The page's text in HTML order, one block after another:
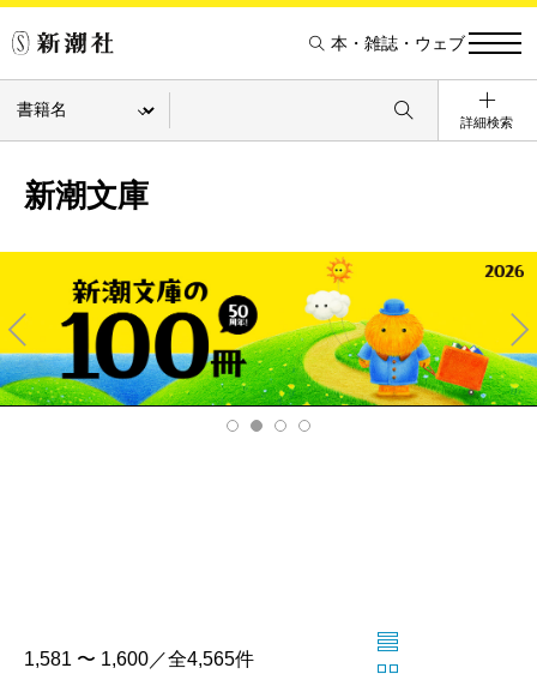
本・雑誌・ウェブ
詳細検索
新潮文庫
Pre
v
Ne
xt
1,581 〜 1,600／全4,565件